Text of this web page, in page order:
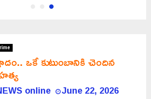
ఒకే కుటుంబానికి చెందిన
online June 22, 2026